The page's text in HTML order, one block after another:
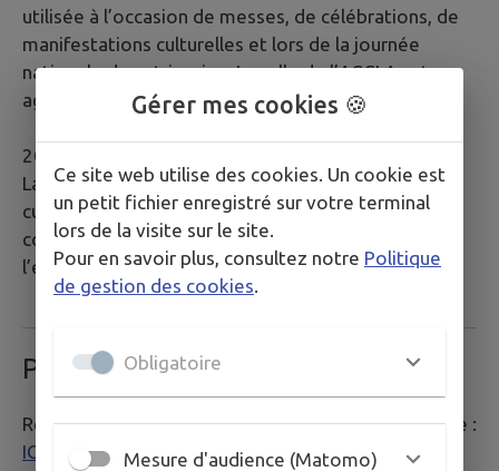
utilisée à l’occasion de messes, de célébrations, de
manifestations culturelles et lors de la journée
nationale du patrimoine. La salle de l’ACCLA est
agrandie et rénovée.
2009
La commune accueille une multitude d’activités
culturelles, sportives et professionnelles tout en
continuant son expansion respectueuse de
l’environnement
Patrimoine
Retrouvez tous les points d'intérêts de la commune :
ICI
Gérer mes cookies 🍪
Ce site web utilise des cookies. Un cookie est
un petit fichier enregistré sur votre terminal
lors de la visite sur le site.
Pour en savoir plus, consultez notre Politique
de gestion des cookies.
Obligatoire
Mesure d'audience (Matomo)